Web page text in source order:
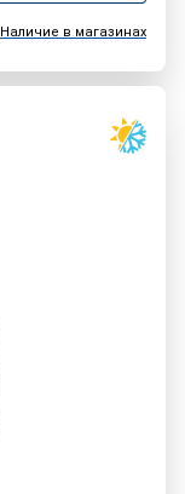
Наличие в магазинах